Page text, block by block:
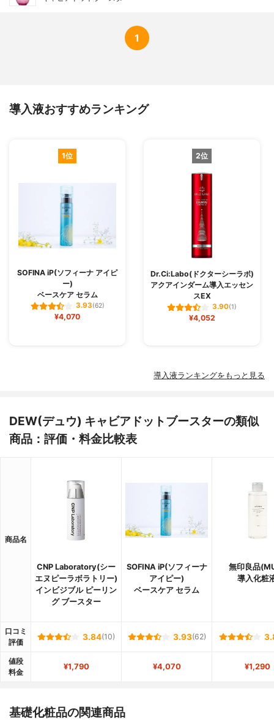
1
導入液おすすめランキング
1位
SOFINA iP(ソフィーナ アイピ
ー)
ベースケア セラム
3.93(62)
¥4,070
2位
Dr.Ci:Labo(ドクターシーラボ)
アクアインダーム導入エッセン
スEX
3.90(1)
¥4,052
導入液ランキングをもっと見る
DEW(デュウ) キャビアドットブースターの類似
商品：評価・料金比較表
商品名
CNP Laboratory(シー
エヌピーラボラトリー)
インビジブル ピーリン
グ ブースター
SOFINA iP(ソフィーナ
アイピー)
ベースケア セラム
無印良品
導入化粧
口コミ
評価
3.84(10) 3.93(62)
値段
料金
¥1,790 ¥4,070 ¥1,290
基礎化粧品の関連商品